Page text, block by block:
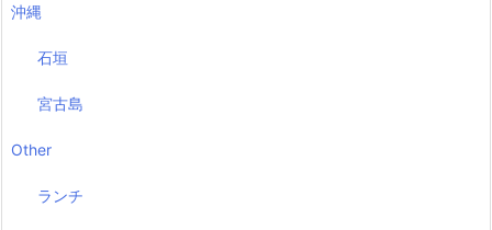
沖縄
石垣
宮古島
Other
ランチ